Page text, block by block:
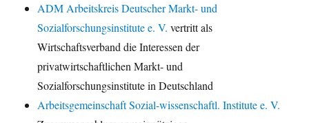
ADM Arbeitskreis Deutscher Markt- und
Sozialforschungsinstitute e. V. vertritt als
Wirtschaftsverband die Interessen der
privatwirtschaftlichen Markt- und
Sozialforschungsinstitute in Deutschland
Arbeitsgemeinschaft Sozial-wissenschaftl. Institute e. V.